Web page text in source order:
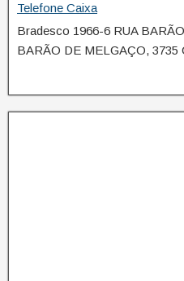
Telefone Caixa
Bradesco 1966-6 RUA
BARÃO DE MELGAÇO,